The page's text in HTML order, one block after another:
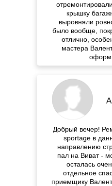
Добрый вечер!
sportage в
направлению
пал на Виват -
осталась
отдельное
приемщику
крышку
выровняли
было вообще,
отлично,
мастера